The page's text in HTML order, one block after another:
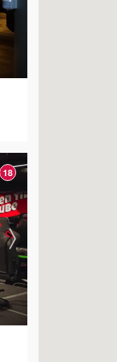
18